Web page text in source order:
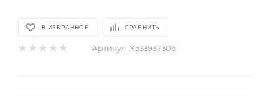
В ИЗБРАННОЕ СРАВНИТЬ
Артикул: X533937306